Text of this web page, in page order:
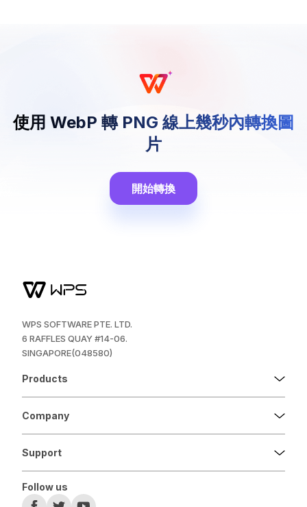
使用 WebP 轉 PNG 線上幾秒內轉換圖
片
開始轉換
WPS SOFTWARE PTE. LTD.
6 RAFFLES QUAY #14-06.
SINGAPORE(048580)
Products
Company
Support
Follow us